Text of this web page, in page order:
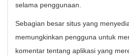
selama penggunaan.
Sebagian besar situs yang
memungkinkan pengguna untuk
komentar tentang aplikasi yang